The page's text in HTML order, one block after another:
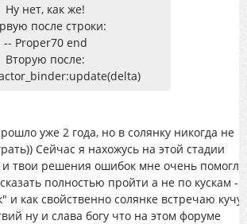
Ну нет, как же!
после строки:
-- Proper70 end
Вторую после:
уже 2 года, но в солянку никогда не
Сейчас я нахожусь на этой стадии
твои решения ошибок мне очень
полностью пройти а не по кускам -
и как свойственно солянке встречаю кучу
ну и слава богу что на этом форуме